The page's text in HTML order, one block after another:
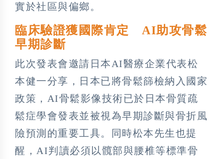
實於社區與偏鄉。
臨床驗證獲國際肯定 AI助攻骨鬆
早期診斷
此次發表會邀請日本AI醫療企業代表松
本健一分享，日本已將骨鬆篩檢納入國家
政策，AI骨鬆影像技術已於日本骨質疏
鬆症學會發表並被視為早期診斷與骨折風
險預測的重要工具。同時松本先生也提
醒，AI判讀必須以髖部與腰椎等標準骨